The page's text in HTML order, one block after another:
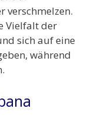
verschmelzen.
Vielfalt der
sich auf eine
während